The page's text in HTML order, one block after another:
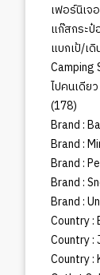
เฟอร์นิเจ
แก๊สกระป๋
แบกเป้/เ
Camping
ไปคนเดีย
178178
สินค้า
Brand :
Brand :
Brand :
Brand :
Brand :
Country :
Country :
Country :